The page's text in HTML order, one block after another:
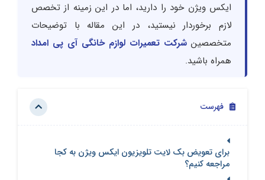
ایکس ویژن خود را دارید، اما در این زمینه از تخصص
لازم برخوردار نیستید، در این مقاله با توضیحات
متخصصین شرکت تعمیرات لوازم خانگی آی پی امداد
همراه باشید.
فهرست
برای تعویض بک لایت تلویزیون ایکس ویژن به کجا
مراجعه کنیم؟